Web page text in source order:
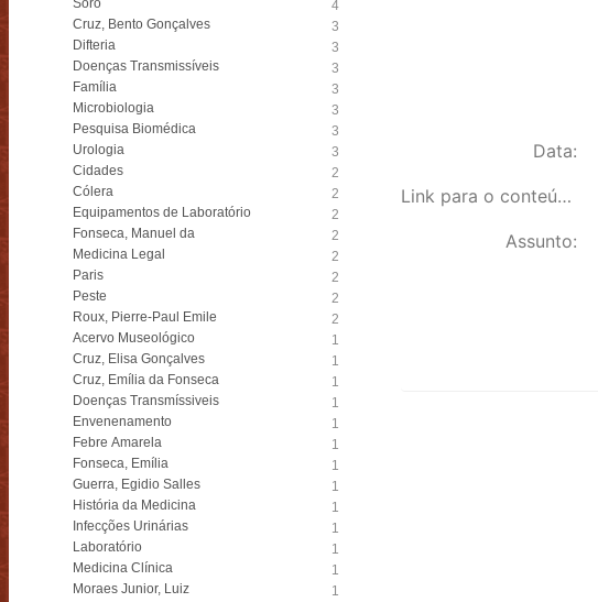
Soro
4
Cruz, Bento Gonçalves
3
Difteria
3
Doenças Transmissíveis
3
Família
3
Microbiologia
3
Pesquisa Biomédica
3
Urologia
3
Cidades
2
Cólera
2
Equipamentos de Laboratório
2
Fonseca, Manuel da
2
Medicina Legal
2
Paris
2
Peste
2
Roux, Pierre-Paul Emile
2
Acervo Museológico
1
Cruz, Elisa Gonçalves
1
Cruz, Emília da Fonseca
1
Doenças Transmíssiveis
1
Envenenamento
1
Febre Amarela
1
Fonseca, Emília
1
Guerra, Egidio Salles
1
História da Medicina
1
Infecções Urinárias
1
Laboratório
1
Medicina Clínica
1
Moraes Junior, Luiz
1
Data:
Link para o conteúdo:
Assunto: